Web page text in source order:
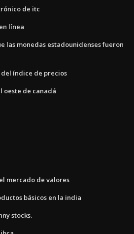
de itc
línea
las monedas estadounidenses fueron
índice de precios
oeste de canadá
mercado de valores
básicos en la india
stocks.